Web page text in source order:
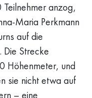
anzog,
Maria Perkmann
auf die
Die Strecke
Höhenmeter, und
sie nicht etwa auf
– eine